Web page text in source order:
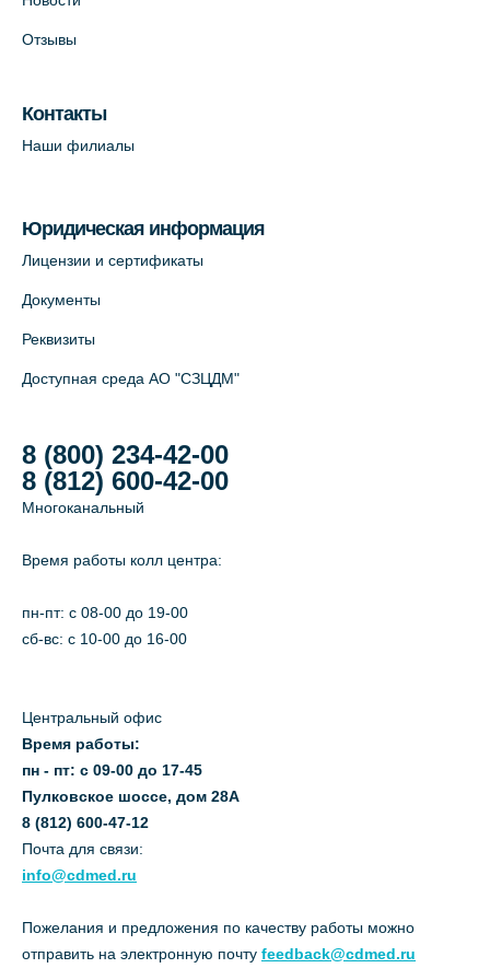
пр. В.О., д.5 (официальный партнёр)
Отзывы
Контакты
Наши филиалы
Юридическая информация
Лицензии и сертификаты
Документы
Реквизиты
Доступная среда АО "СЗЦДМ"
8 (800) 234-42-00
8 (812) 600-42-00
Многоканальный
Время работы колл центра:
пн-пт: c 08-00 до 19-00
сб-вс: с 10-00 до 16-00
Центральный офис
Время работы:
пн - пт: с 09-00 до 17-45
Пулковское шоссе, дом 28А
8 (812) 600-47-12
Почта для связи:
info@cdmed.ru
Пожелания и предложения по качеству работы можно
отправить на электронную почту feedback@cdmed.ru